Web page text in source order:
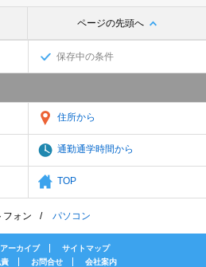
ページの先頭へ
保存中の条件
住所から
通勤通学時間から
TOP
フォン パソコン
アーカイブ
サイトマップ
お問合せ 会社案内